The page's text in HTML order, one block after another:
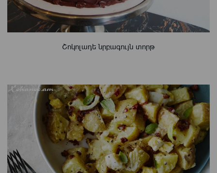
Շոկոլադե նրբագույն տորթ